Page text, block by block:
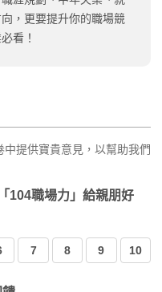
，更要提升你的職場競
看！
提供寶貴意見，以幫助我們
104職場力」給親朋好
7 8 9 10